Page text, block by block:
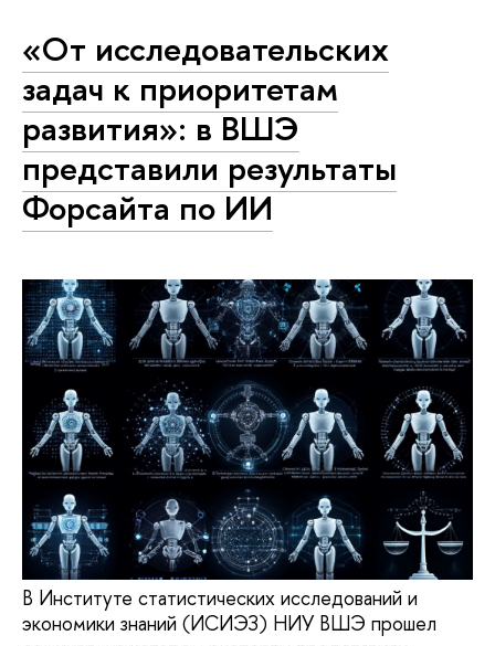
«От исследовательских
задач к приоритетам
развития»: в ВШЭ
представили результаты
Форсайта по ИИ
В Институте статистических исследований и
экономики знаний (ИСИЭЗ) НИУ ВШЭ прошел